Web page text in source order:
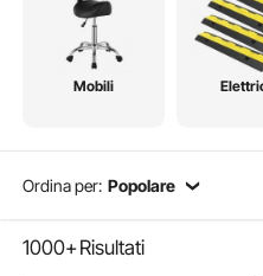
Mobili
Ordina per: Popolare
1000+Risultati